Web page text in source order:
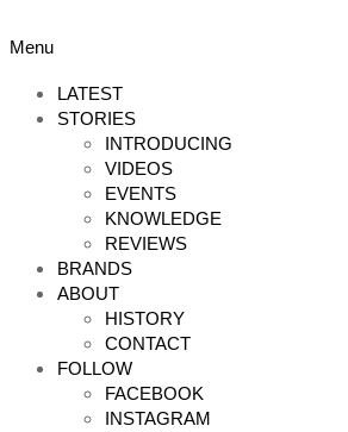
to
Primary
Menu
Menu
LATEST
STORIES
INTRODUCING
VIDEOS
EVENTS
KNOWLEDGE
REVIEWS
BRANDS
ABOUT
HISTORY
CONTACT
FOLLOW
FACEBOOK
INSTAGRAM